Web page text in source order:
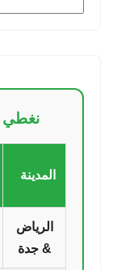
نغطي
المدينة
الرياض
& جدة